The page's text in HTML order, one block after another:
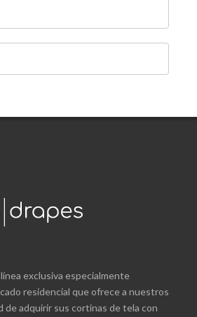
exclusiva especialmente
residencial que ofrece a nuestros
de adquirir sus cortinas de tela con